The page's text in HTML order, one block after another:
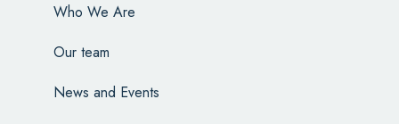
Who We Are
Our team
News and Events